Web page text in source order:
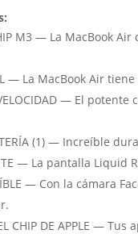
CHIP M3 — La
— La MacBook Air
— El
(1) — Increíble
— La pantalla
— Con la
EL CHIP DE APPLE —